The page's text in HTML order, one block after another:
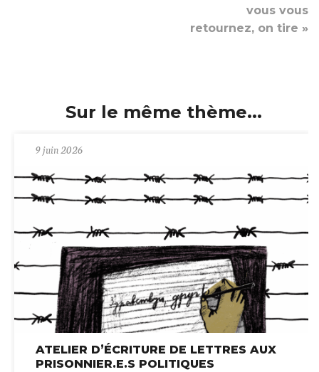
vous vous
retournez, on tire »
Sur le même thème...
9 juin 2026
ATELIER D’ÉCRITURE DE LETTRES AUX
PRISONNIER.E.S POLITIQUES